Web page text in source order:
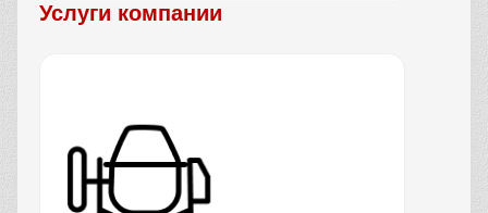
Услуги компании